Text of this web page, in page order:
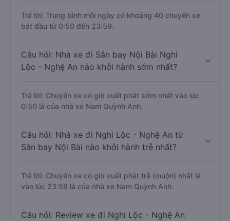
Trả lời: Trung bình mỗi ngày có khoảng 40 chuyến xe
bắt đầu từ 0:50 đến 23:59.
Câu hỏi: Nhà xe đi Sân bay Nội Bài Nghi
Lộc - Nghệ An nào khởi hành sớm nhất?
Trả lời: Chuyến xe có giờ xuất phát sớm nhất vào lúc
0:50 là của nhà xe Nam Quỳnh Anh.
Câu hỏi: Nhà xe đi Nghi Lộc - Nghệ An từ
Sân bay Nội Bài nào khởi hành trễ nhất?
Trả lời: Chuyến xe có giờ xuất phát trễ (muộn) nhất là
vào lúc 23:59 là của nhà xe Nam Quỳnh Anh.
Câu hỏi: Review xe đi Nghi Lộc - Nghệ An